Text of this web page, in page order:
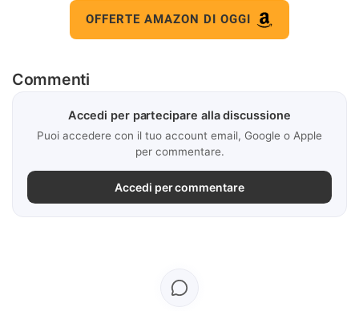
OFFERTE AMAZON DI OGGI
Commenti
Accedi per partecipare alla discussione
Puoi accedere con il tuo account email, Google o Apple
per commentare.
Accedi per commentare